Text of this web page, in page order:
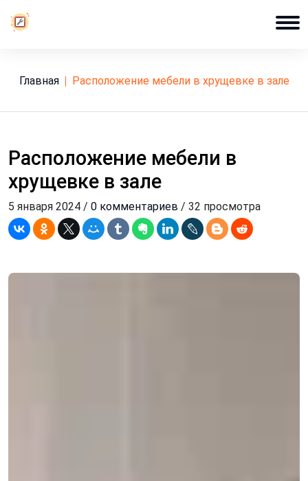
Главная расположение мебели в хрущевке в зале
Расположение мебели в
хрущевке в зале
5 января 2024 / 0 комментариев / 32 просмотра